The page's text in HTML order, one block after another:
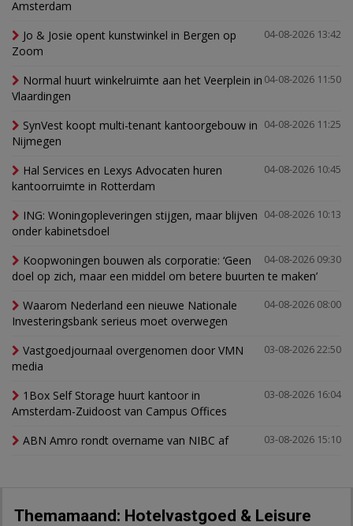
Amsterdam
04-08-2026 13:42
Jo & Josie opent kunstwinkel in Bergen op
Zoom
04-08-2026 11:50
Normal huurt winkelruimte aan het Veerplein in
Vlaardingen
04-08-2026 11:25
SynVest koopt multi-tenant kantoorgebouw in
Nijmegen
04-08-2026 10:45
Hal Services en Lexys Advocaten huren
kantoorruimte in Rotterdam
04-08-2026 10:13
ING: Woningopleveringen stijgen, maar blijven
onder kabinetsdoel
04-08-2026 09:30
Koopwoningen bouwen als corporatie: ‘Geen
doel op zich, maar een middel om betere buurten te maken’
04-08-2026 08:00
Waarom Nederland een nieuwe Nationale
Investeringsbank serieus moet overwegen
03-08-2026 22:50
Vastgoedjournaal overgenomen door VMN
media
03-08-2026 16:04
1Box Self Storage huurt kantoor in
Amsterdam-Zuidoost van Campus Offices
03-08-2026 15:10
ABN Amro rondt overname van NIBC af
Themamaand: Hotelvastgoed & Leisure